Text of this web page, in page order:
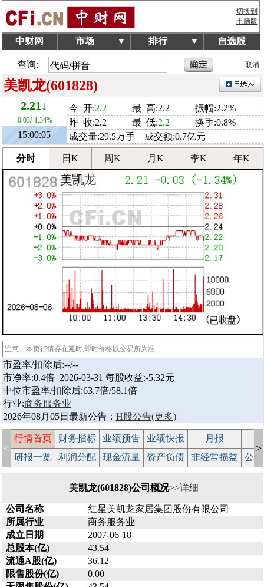
切换到
电脑版
中财网 市场 ▼ 排行 ▼ 自选股
查询: 取消
美凯龙(601828)
2.21↓
-0.03/-1.34%
15:00:05
今 开:2.2 最 高:2.2
振幅:2.2%
昨 收:2.2
最 低:2.2
换手:0.8%
成交量:29.5万手 成交额:0.7亿元
分时 日K 周K 月K 季K 年K
注意：本页行情存在延时,即时价格以交易所为准
市盈率/扣除后:--/--
市净率:0.4倍 2026-03-31 每股收益:-5.32元
中位市盈率/扣除后:63.7倍/58.1倍
行业:商务服务业
2026年08月05日最新公告： H股公告(更多)
<
行情首页 财务指标 业绩预告 业绩快报 月报
研报一览
利润分配 现金流量 资产负债 非经常损益 公
>
美凯龙(601828)公司概况>>详细
公司名称
红星美凯龙家居集团股份有限公司
所属行业
商务服务业
成立日期
2007-06-18
总股本(亿)
43.54
流通A股(亿)
36.12
限售股份(亿)
0.00